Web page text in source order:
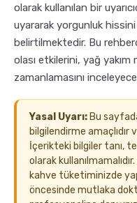
olarak kullanılan bir
uyararak yorgunluk
belirtilmektedir. Bu
olası etkilerini, yağ yakım
zamanlamasını
Yasal Uyarı: Bu
bilgilendirme
İçerikteki bilgiler tanı,
olarak
kahve tüketiminizde
öncesinde mutlaka